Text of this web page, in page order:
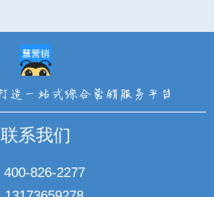
联系我们
400-826-2277